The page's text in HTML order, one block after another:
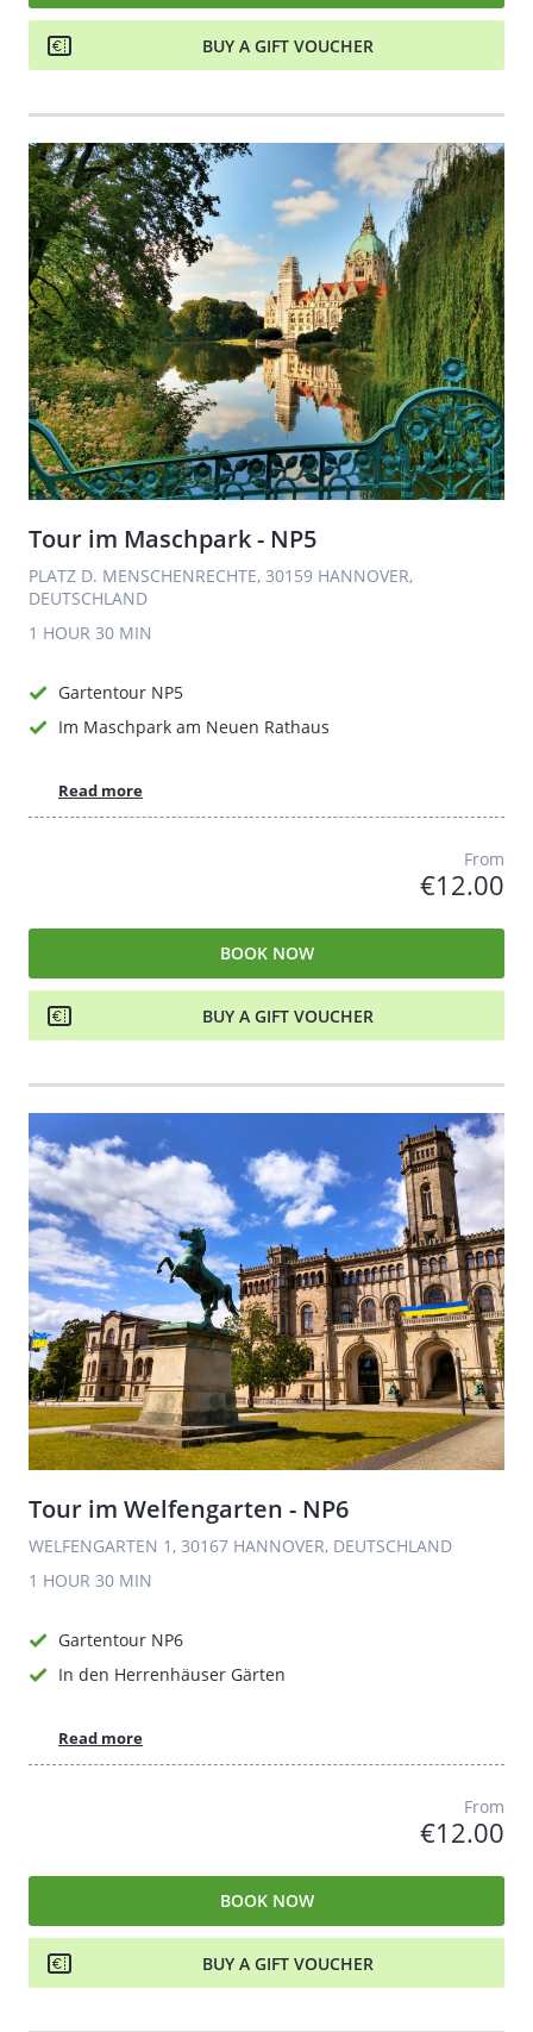
BUY A GIFT VOUCHER
Tour im Maschpark - NP5
PLATZ D. MENSCHENRECHTE, 30159 HANNOVER,
DEUTSCHLAND
1 HOUR 30 MIN
Gartentour NP5
Im Maschpark am Neuen Rathaus
Read more
From
€12.00
BOOK NOW
BUY A GIFT VOUCHER
Tour im Welfengarten - NP6
WELFENGARTEN 1, 30167 HANNOVER, DEUTSCHLAND
1 HOUR 30 MIN
Gartentour NP6
In den Herrenhäuser Gärten
Read more
From
€12.00
BOOK NOW
BUY A GIFT VOUCHER